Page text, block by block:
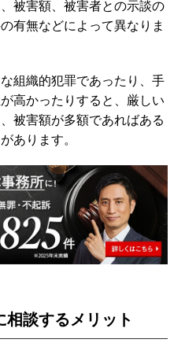
被害額、被害者との示談の
有無などによって異なりま
組織的犯罪であったり、手
高かったりすると、厳しい
被害額が多額であればある
あります。
相談するメリット